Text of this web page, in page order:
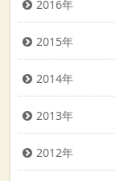
2016年
2015年
2014年
2013年
2012年